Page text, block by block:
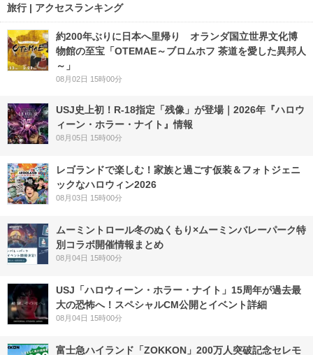
旅行 | アクセスランキング
約200年ぶりに日本へ里帰り オランダ国立世界文化博
物館の至宝「OTEMAE～ブロムホフ 茶道を愛した異邦人
～」
08月02日 15時00分
USJ史上初！R-18指定「残像」が登場｜2026年『ハロウ
ィーン・ホラー・ナイト』情報
08月05日 15時00分
レゴランドで楽しむ！家族と過ごす仮装＆フォトジェニ
ックなハロウィン2026
08月03日 15時00分
ムーミントロール冬のぬくもり×ムーミンバレーパーク特
別コラボ開催情報まとめ
08月04日 15時00分
USJ「ハロウィーン・ホラー・ナイト」15周年が過去最
大の恐怖へ！スペシャルCM公開とイベント詳細
08月04日 15時00分
富士急ハイランド「ZOKKON」200万人突破記念セレモ